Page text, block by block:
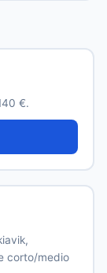
€.
corto/medio